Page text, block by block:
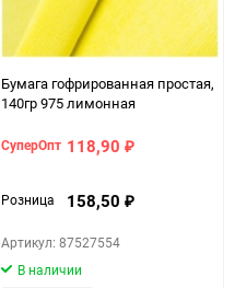
Бумага гофрированная простая,
140гр 975 лимонная
СуперОпт 118,90 ₽
Розница 158,50 ₽
Артикул: 87527554
В наличии